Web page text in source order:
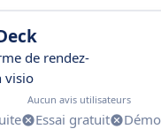
de rendez-
visio
Aucun avis utilisateurs
Essai gratuit